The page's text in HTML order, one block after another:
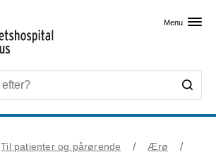
Menu
Til patienter og pårørende
Ærø